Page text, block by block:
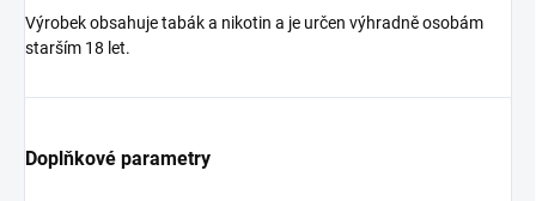
Výrobek obsahuje tabák a nikotin a je určen výhradně osobám
starším 18 let.
Doplňkové parametry